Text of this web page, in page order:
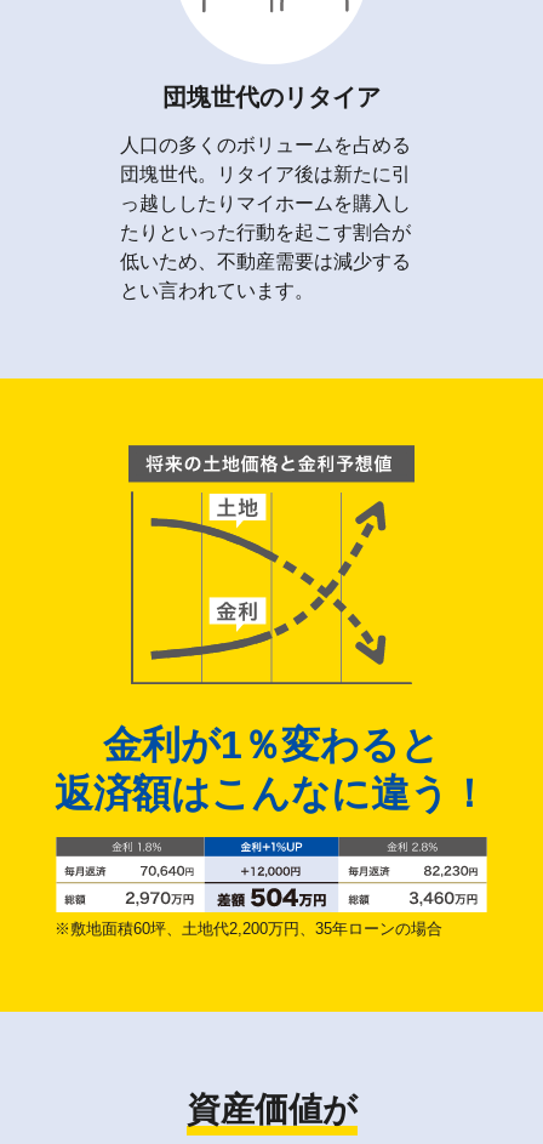
団塊世代のリタイア
人口の多くのボリュームを占める
団塊世代。リタイア後は新たに引
っ越ししたりマイホームを購入し
たりといった行動を起こす割合が
低いため、不動産需要は減少する
とい言われています。
金利が1％変わると
返済額はこんなに違う！
※敷地面積60坪、土地代2,200万円、35年ローンの場合
資産価値が